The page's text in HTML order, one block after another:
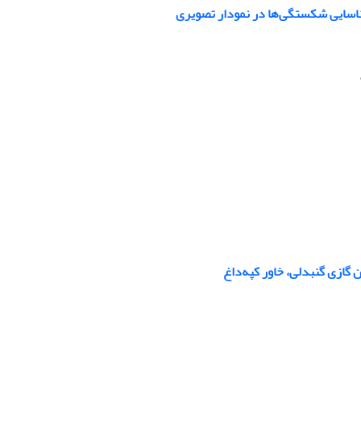
شکستگی‌ها در نمودار تصویری
گنبدلی، خاور کپه‌داغ